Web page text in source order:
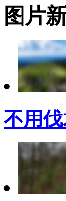
图片
不用